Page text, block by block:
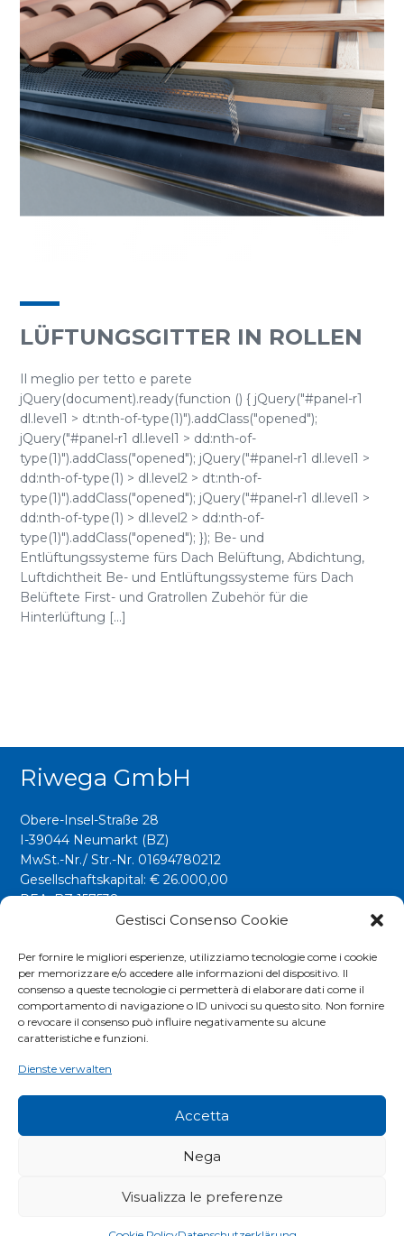
Gestisci Consenso Cookie
Per fornire le migliori esperienze, utilizziamo tecnologie come i cookie
per memorizzare e/o accedere alle informazioni del dispositivo. Il
consenso a queste tecnologie ci permetterà di elaborare dati come il
comportamento di navigazione o ID univoci su questo sito. Non fornire
o revocare il consenso può influire negativamente su alcune
caratteristiche e funzioni.
Dienste verwalten
Accetta
Nega
Visualizza le preferenze
LÜFTUNGSGITTER IN ROLLEN
Il meglio per tetto e parete
jQuery(document).ready(function () { jQuery("#panel-r1
dl.level1 > dt:nth-of-type(1)").addClass("opened");
jQuery("#panel-r1 dl.level1 > dd:nth-of-
type(1)").addClass("opened"); jQuery("#panel-r1 dl.level1 >
dd:nth-of-type(1) > dl.level2 > dt:nth-of-
type(1)").addClass("opened"); jQuery("#panel-r1 dl.level1 >
dd:nth-of-type(1) > dl.level2 > dd:nth-of-
type(1)").addClass("opened"); }); Be- und
Entlüftungssysteme fürs Dach Belüftung, Abdichtung,
Luftdichtheit Be- und Entlüftungssysteme fürs Dach
Belüftete First- und Gratrollen Zubehör für die
Hinterlüftung [...]
Riwega GmbH
Obere-Insel-Straße 28
I-39044 Neumarkt (BZ)
MwSt.-Nr./ Str.-Nr. 01694780212
Gesellschaftskapital: € 26.000,00
REA: BZ 157538
info@riwega.com
Tel.+39 0471 827500
Social
PRIVACY POLICY